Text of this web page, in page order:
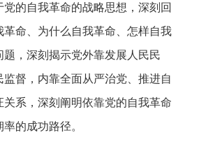
党的自我革命的战略思想，深刻回
革命、为什么自我革命、怎样自我
题，深刻揭示党外靠发展人民民
监督，内靠全面从严治党、推进自
关系，深刻阐明依靠党的自我革命
的成功路径。